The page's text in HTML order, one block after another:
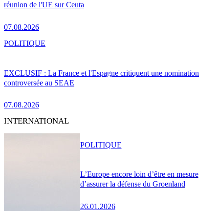
réunion de l'UE sur Ceuta
07.08.2026
EXCLUSIF : La France et l'Espagne critiquent une nomination
controversée au SEAE
07.08.2026
POLITIQUE
INTERNATIONAL
L’Europe encore loin d’être en mesure
d’assurer la défense du Groenland
26.01.2026
POLITIQUE